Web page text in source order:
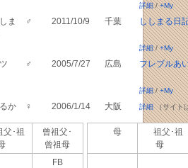
詳細/+My
ま
♂ 2011/10/9 千葉 ししまる日
詳細/+My
♂ 2005/7/27 広島 フレブルあ
詳細/+My
か ♀ 2006/1/14 大阪 詳細（サイト
･祖
曾祖父･
曾祖母
FB
母
祖父･祖
母